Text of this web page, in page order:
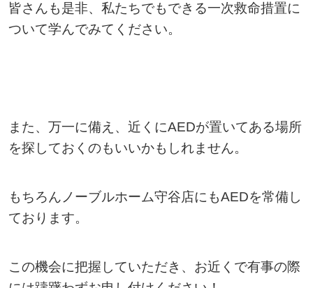
皆さんも是非、私たちでもできる一次救命措置に
ついて学んでみてください。
また、万一に備え、近くにAEDが置いてある場所
を探しておくのもいいかもしれません。
もちろんノーブルホーム守谷店にもAEDを常備し
ております。
この機会に把握していただき、お近くで有事の際